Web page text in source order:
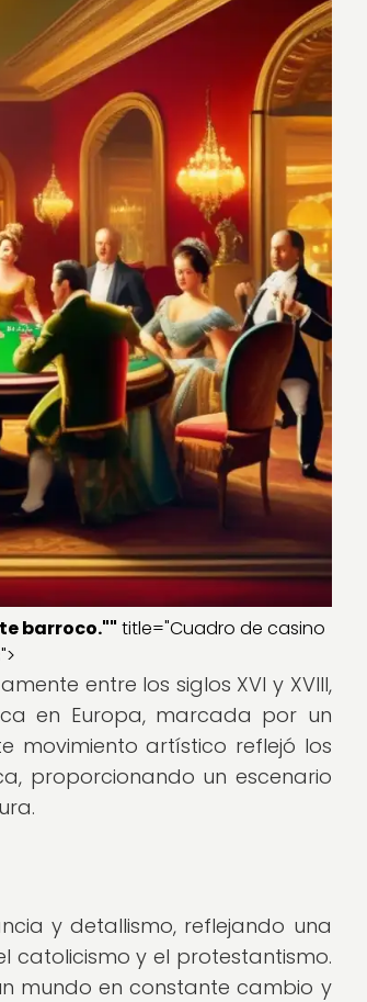
barroco."" title="Cuadro de casino
entre los siglos XVI y XVIII,
en Europa, marcada por un
movimiento artístico reflejó los
proporcionando un escenario
y detallismo, reflejando una
y el protestantismo.
mundo en constante cambio y